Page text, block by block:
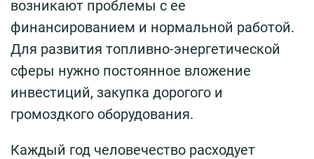
возникают проблемы с ее
финансированием и нормальной работой.
Для развития топливно-энергетической
сферы нужно постоянное вложение
инвестиций, закупка дорогого и
громоздкого оборудования.
Каждый год человечество расходует